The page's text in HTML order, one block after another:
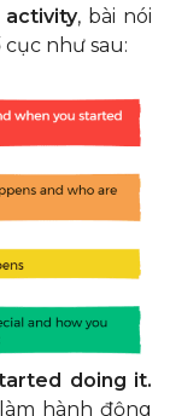
activity, bài nói
như sau:
doing it.
hành động